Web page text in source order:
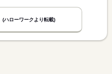
(ハローワークより転載)